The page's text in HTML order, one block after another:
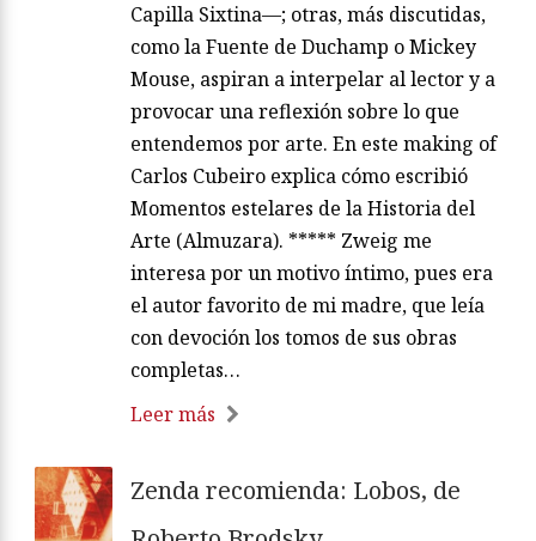
Capilla Sixtina—; otras, más discutidas,
como la Fuente de Duchamp o Mickey
Mouse, aspiran a interpelar al lector y a
provocar una reflexión sobre lo que
entendemos por arte. En este making of
Carlos Cubeiro explica cómo escribió
Momentos estelares de la Historia del
Arte (Almuzara). ***** Zweig me
interesa por un motivo íntimo, pues era
el autor favorito de mi madre, que leía
con devoción los tomos de sus obras
completas…
Leer más
Zenda recomienda: Lobos, de